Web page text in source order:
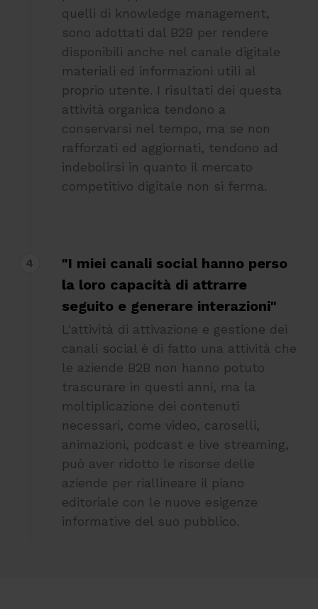
quelli di knowledge management,
sono adottati dal B2B per rendere
disponibili anche nel canale digitale
materiali ed informazioni utili al
proprio utente. I risultati dei questa
attività organica tendono a
conservarsi nel tempo, ma se non
rafforzati ed aggiornati, tendono ad
indebolirsi in quanto il mercato
competitivo digitale non si ferma.
4
"I miei canali social hanno perso
la loro capacità di attrarre
seguito e generare interazioni"
L'attività di attivazione e gestione dei
canali social è di fatto una attività che
le aziende B2B non hanno potuto
trascurare in questi anni, ma la
moltiplicazione dei contenuti
necessari, come video, caroselli,
animazioni, podcast e live streaming,
può aver ridotto le risorse delle
aziende per riallineare il piano
editoriale con le nuove esigenze
informative del suo pubblico.